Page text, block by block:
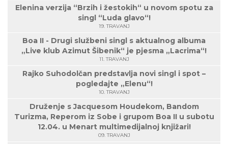
Elenina verzija “Brzih i žestokih“ u novom spotu za
singl “Luda glavo“!
19. TRAVANJ
Boa II - Drugi službeni singl s aktualnog albuma
„Live klub Azimut Šibenik“ je pjesma „Lacrima“!
11. TRAVANJ
Rajko Suhodolčan predstavlja novi singl i spot –
pogledajte „Elenu“!
10. TRAVANJ
Druženje s Jacquesom Houdekom, Bandom
Turizma, Reperom iz Sobe i grupom Boa II u subotu
12.04. u Menart multimedijalnoj knjižari!
09. TRAVANJ